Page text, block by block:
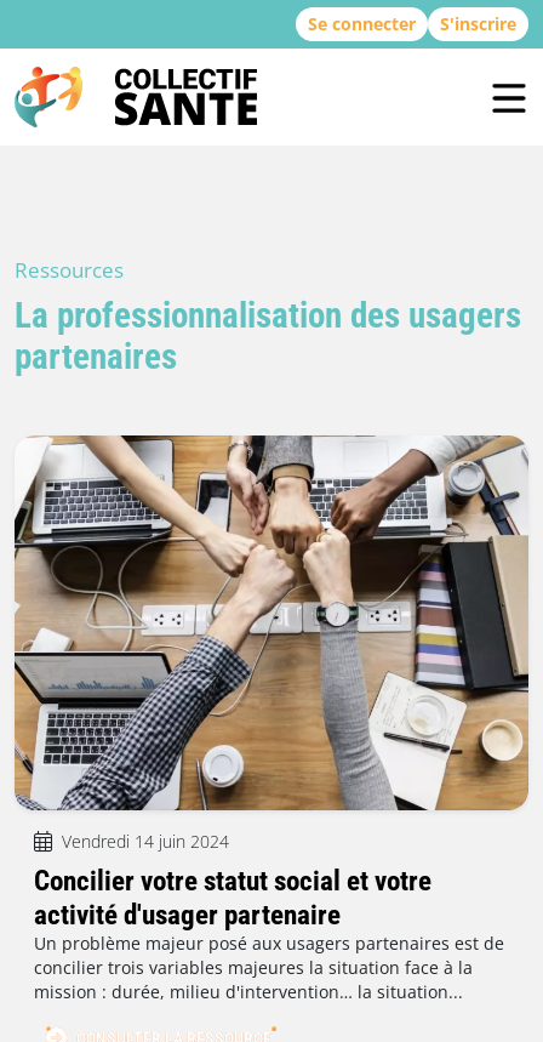
Se connecter S'inscrire
Ressources
La professionnalisation des usagers
partenaires
Vendredi 14 juin 2024
Concilier votre statut social et votre
activité d'usager partenaire
Un problème majeur posé aux usagers partenaires est de
concilier trois variables majeures la situation face à la
mission : durée, milieu d'intervention… la situation...